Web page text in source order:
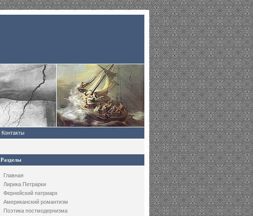
Контакты
Разделы
Главная
Лирика Петрарки
Фернейский патриарх
Американский романтизм
Поэтика постмодернизма